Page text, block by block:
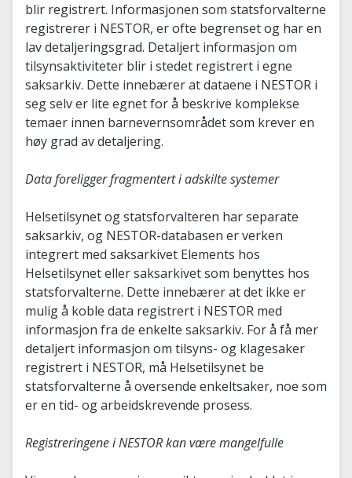
blir registrert. Informasjonen som statsforvalterne
registrerer i NESTOR, er ofte begrenset og har en
lav detaljeringsgrad. Detaljert informasjon om
tilsynsaktiviteter blir i stedet registrert i egne
saksarkiv. Dette innebærer at dataene i NESTOR i
seg selv er lite egnet for å beskrive komplekse
temaer innen barnevernsområdet som krever en
høy grad av detaljering.
Data foreligger fragmentert i adskilte systemer
Helsetilsynet og statsforvalteren har separate
saksarkiv, og NESTOR-databasen er verken
integrert med saksarkivet Elements hos
Helsetilsynet eller saksarkivet som benyttes hos
statsforvalterne. Dette innebærer at det ikke er
mulig å koble data registrert i NESTOR med
informasjon fra de enkelte saksarkiv. For å få mer
detaljert informasjon om tilsyns- og klagesaker
registrert i NESTOR, må Helsetilsynet be
statsforvalterne å oversende enkeltsaker, noe som
er en tid- og arbeidskrevende prosess.
Registreringene i NESTOR kan være mangelfulle